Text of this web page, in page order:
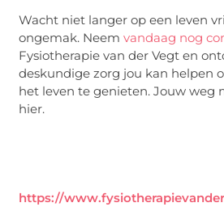
Wacht niet langer op een leven
ongemak. Neemvandaag nog
Fysiotherapie van der Vegt en
deskundige zorg jou kan helpen
het leven te genieten. Jouw weg
hier.
https://